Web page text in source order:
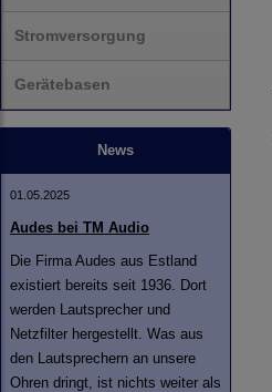
Stromversorgung
Gerätebasen
News
01.05.2025
Audes bei TM Audio
Die Firma Audes aus Estland
existiert bereits seit 1936. Dort
werden Lautsprecher und
Netzfilter hergestellt. Was aus
den Lautsprechern an unsere
Ohren dringt, ist nichts weiter als